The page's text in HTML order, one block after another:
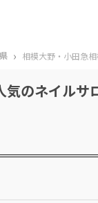
› 相模大野・小田急
のネイルサ